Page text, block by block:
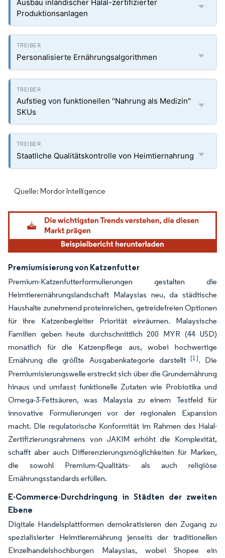
Ausbau inländischer Halal-zertifizierter
Produktionsanlagen
Personalisierte Ernährungsalgorithmen
Aufstieg von funktionellen "Nahrung als Medizin"
SKUs
Staatliche Qualitätskontrolle von Heimtiernahrung
Quelle: Mordor Intelligence
Premiumisierung von Katzenfutter
Premium-Katzenfutterformulierungen gestalten die
Heimtierernährungslandschaft Malaysias neu, da städtische
Haushalte zunehmend proteinreichen, getreidefreien Optionen
für ihre Katzenbegleiter Priorität einräumen. Malaysische
Familien geben heute durchschnittlich 200 MYR (44 USD)
monatlich für die Katzenpflege aus, wobei hochwertige
Ernährung die größte Ausgabenkategorie darstellt [1]. Die
Premiumisierungswelle erstreckt sich über die Grundernährung
hinaus und umfasst funktionelle Zutaten wie Probiotika und
Omega-3-Fettsäuren, was Malaysia zu einem Testfeld für
innovative Formulierungen vor der regionalen Expansion
macht. Die regulatorische Konformität im Rahmen des Halal-
Zertifizierungsrahmens von JAKIM erhöht die Komplexität,
schafft aber auch Differenzierungsmöglichkeiten für Marken,
die sowohl Premium-Qualitäts- als auch religiöse
Ernährungsstandards erfüllen.
E-Commerce-Durchdringung in Städten der zweiten
Ebene
Digitale Handelsplattformen demokratisieren den Zugang zu
spezialisierter Heimtierernährung jenseits der traditionellen
Einzelhandelshochburgen Malaysias, wobei Shopee ein